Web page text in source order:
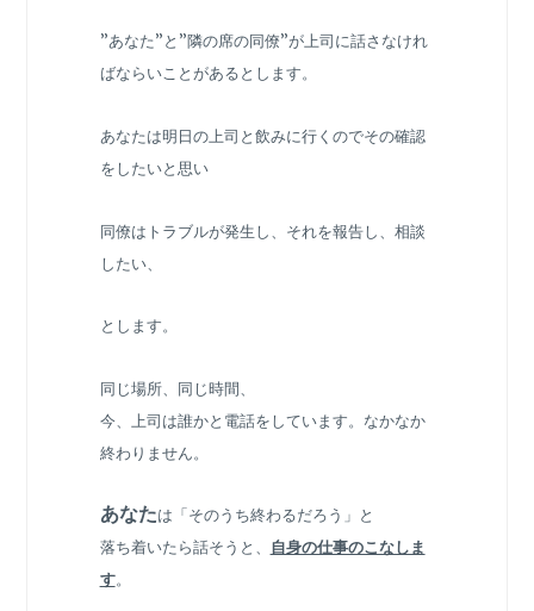
”あなた”と”隣の席の同僚”が上司に話さなけれ
ばならいことがあるとします。
あなたは明日の上司と飲みに行くのでその確認
をしたいと思い
同僚はトラブルが発生し、それを報告し、相談
したい、
とします。
同じ場所、同じ時間、
今、上司は誰かと電話をしています。なかなか
終わりません。
あなたは「そのうち終わるだろう」と
落ち着いたら話そうと、 自身の仕事のこなしま
す。